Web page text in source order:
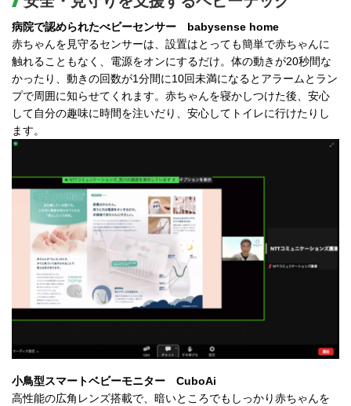
病院で認められたべビーセンサー babysense home
赤ちゃんを見守るセンサーは、設置はとっても簡単で赤ちゃんに
触れることもなく、電源をオンにするだけ。体の動きが20秒間な
かったり、動きの回数が1分間に10回未満になるとアラームとラン
プで周囲に知らせてくれます。赤ちゃんを寝かしつけた後、安心
して自分の趣味に時間を注いだり、安心してトイレに行けたりし
ます。
小鳥型スマートベビーモニター CuboAi
高性能の広角レンズ搭載で、暗いところでもしっかり赤ちゃんを